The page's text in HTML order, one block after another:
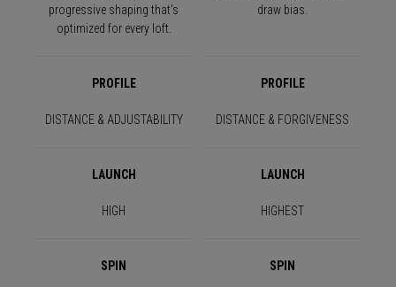
progressive shaping that's
optimized for every loft.
draw bias.
PROFILE PROFILE
DISTANCE & ADJUSTABILITY DISTANCE & FORGIVENESS
LAUNCH LAUNCH
HIGH HIGHEST
SPIN SPIN